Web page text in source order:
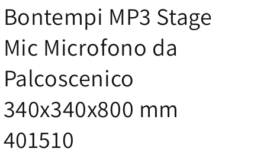
Bontempi MP3 Stage
Mic Microfono da
Palcoscenico
340x340x800 mm
401510